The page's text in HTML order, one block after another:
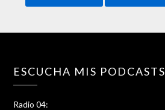
ESCUCHA MIS PODCASTS
Radio 04: